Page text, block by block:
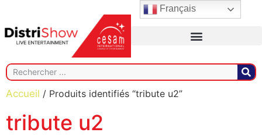
Accueil / Produits identifiés “tribute u2”
tribute u2
Français